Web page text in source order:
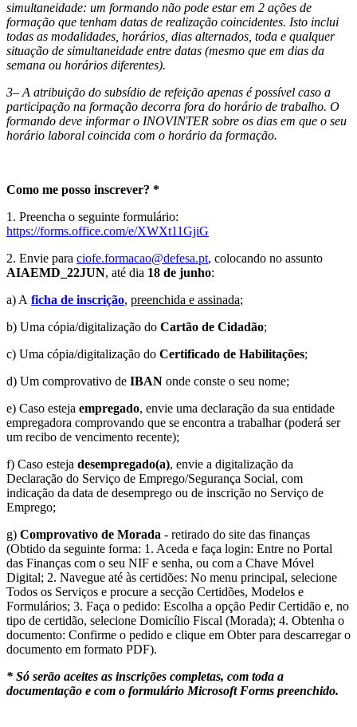
simultaneidade: um formando não pode estar em 2 ações de
formação que tenham datas de realização coincidentes. Isto inclui
todas as modalidades, horários, dias alternados, toda e qualquer
situação de simultaneidade entre datas (mesmo que em dias da
semana ou horários diferentes).
3– A atribuição do subsídio de refeição apenas é possível caso a
participação na formação decorra fora do horário de trabalho. O
formando deve informar o INOVINTER sobre os dias em que o seu
horário laboral coincida com o horário da formação.
Como me posso inscrever? *
1. Preencha o seguinte formulário:
https://forms.office.com/e/XWXt11GjiG
2. Envie para ciofe.formacao@defesa.pt, colocando no assunto
AIAEMD_22JUN, até dia 18 de junho:
a) A ficha de inscrição, preenchida e assinada;
b) Uma cópia/digitalização do Cartão de Cidadão;
c) Uma cópia/digitalização do Certificado de Habilitações;
d) Um comprovativo de IBAN onde conste o seu nome;
e) Caso esteja empregado, envie uma declaração da sua entidade
empregadora comprovando que se encontra a trabalhar (poderá ser
um recibo de vencimento recente);
f) Caso esteja desempregado(a), envie a digitalização da
Declaração do Serviço de Emprego/Segurança Social, com
indicação da data de desemprego ou de inscrição no Serviço de
Emprego;
g) Comprovativo de Morada - retirado do site das finanças
(Obtido da seguinte forma: 1. Aceda e faça login: Entre no Portal
das Finanças com o seu NIF e senha, ou com a Chave Móvel
Digital; 2. Navegue até às certidões: No menu principal, selecione
Todos os Serviços e procure a secção Certidões, Modelos e
Formulários; 3. Faça o pedido: Escolha a opção Pedir Certidão e, no
tipo de certidão, selecione Domicílio Fiscal (Morada); 4. Obtenha o
documento: Confirme o pedido e clique em Obter para descarregar o
documento em formato PDF).
* Só serão aceites as inscrições completas, com toda a
documentação e com o formulário Microsoft Forms preenchido.